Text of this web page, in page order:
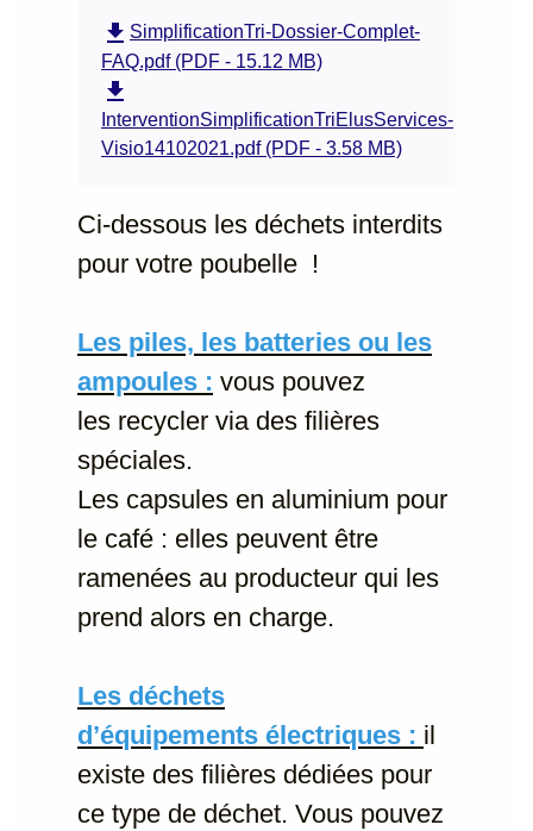
file_download SimplificationTri-Dossier-Complet-
FAQ.pdf (PDF - 15.12 MB)
file_download
InterventionSimplificationTriElusServices-
Visio14102021.pdf (PDF - 3.58 MB)
Ci-dessous les déchets interdits
pour votre poubelle !
Les piles, les batteries ou les
ampoules : vous pouvez
les recycler via des filières
spéciales.
Les capsules en aluminium pour
le café : elles peuvent être
ramenées au producteur qui les
prend alors en charge.
Les déchets
d’équipements électriques : il
existe des filières dédiées pour
ce type de déchet. Vous pouvez